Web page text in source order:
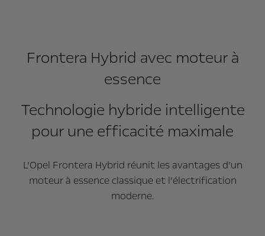
Frontera Hybrid avec moteur à
essence
Technologie hybride intelligente
pour une efficacité maximale
L’Opel Frontera Hybrid réunit les avantages d’un
moteur à essence classique et l’électrification
moderne.